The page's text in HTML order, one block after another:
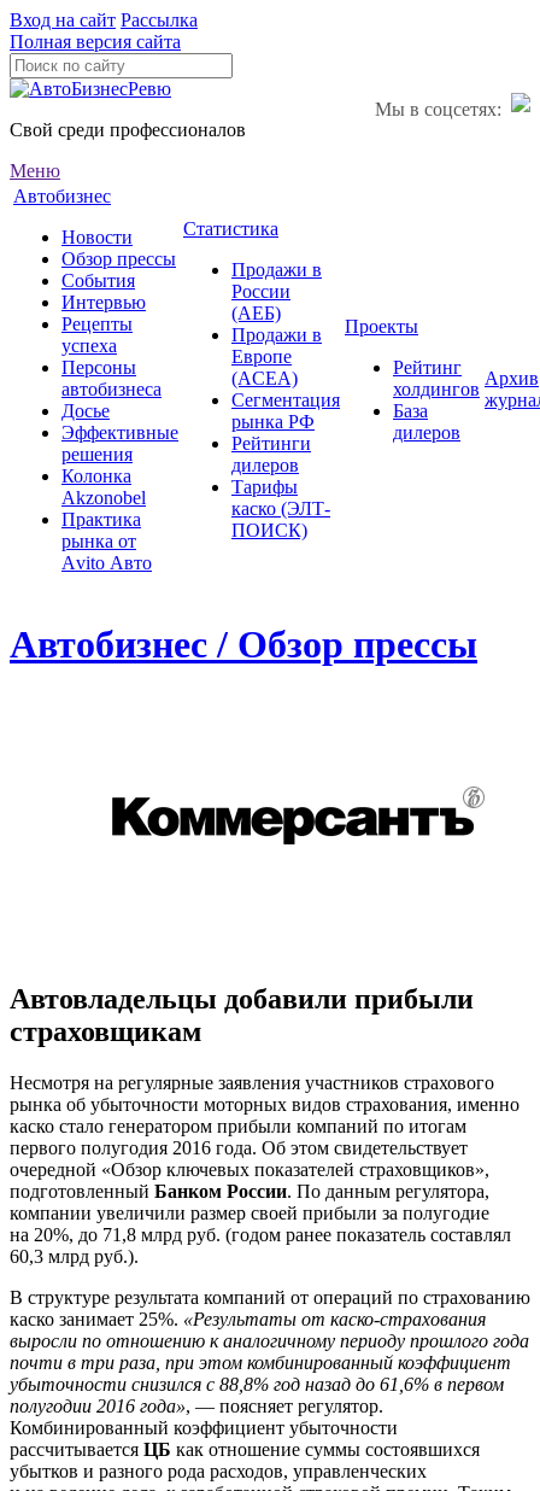
Вход на сайт Рассылка
Полная версия сайта
Мы в соцсетях:
Свой среди профессионалов
Меню
Автобизнес
Новости
Обзор прессы
События
Интервью
Рецепты
успеха
Персоны
автобизнеса
Досье
Эффективные
решения
Колонка
Akzonobel
Практика
рынка от
Аvito Авто
Статистика
Продажи в
России
(АЕБ)
Продажи в
Европе
(ACEA)
Сегментация
рынка РФ
Рейтинги
дилеров
Тарифы
каско (ЭЛТ-
ПОИСК)
Проекты
Рейтинг
холдингов
База
дилеров
Архив
Автобизнес / Обзор прессы
Автовладельцы добавили прибыли
страховщикам
Несмотря на регулярные заявления участников страхового
рынка об убыточности моторных видов страхования, именно
каско стало генератором прибыли компаний по итогам
первого полугодия 2016 года. Об этом свидетельствует
очередной «Обзор ключевых показателей страховщиков»,
подготовленный Банком России. По данным регулятора,
компании увеличили размер своей прибыли за полугодие
на 20%, до 71,8 млрд руб. (годом ранее показатель составлял
60,3 млрд руб.).
В структуре результата компаний от операций по страхованию
каско занимает 25%. «Результаты от каско-страхования
выросли по отношению к аналогичному периоду прошлого года
почти в три раза, при этом комбинированный коэффициент
убыточности снизился с 88,8% год назад до 61,6% в первом
полугодии 2016 года», — поясняет регулятор.
Комбинированный коэффициент убыточности
рассчитывается ЦБ как отношение суммы состоявшихся
убытков и разного рода расходов, управленческих